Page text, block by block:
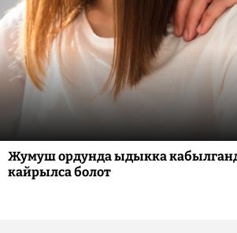
Жумуш ордунда ыдыкка
кайрылса болот